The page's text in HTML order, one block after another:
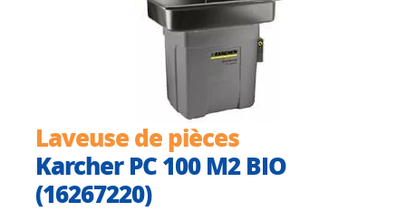
Laveuse de pièces
Karcher PC 100 M2 BIO
(16267220)